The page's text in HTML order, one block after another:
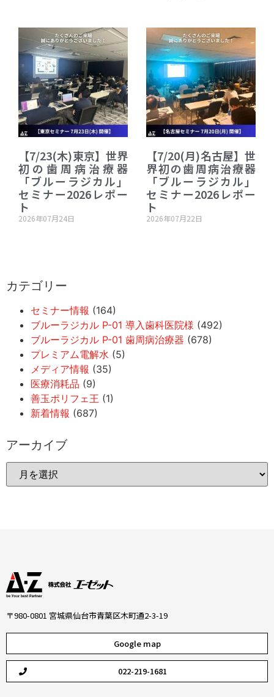
【7/23(木)東京】世界
初の歯周病治療器
「ブルーラジカル」
セミナー2026レポー
ト
2026年07月24日
【7/20(月)名古屋】世
界初の歯周病治療器
「ブルーラジカル」
セミナー2026レポー
ト
2026年07月22日
カテゴリー
セミナー情報 (164)
ブルーラジカル P-01 導入歯科医院様 (492)
ブルーラジカル P-01 歯周病治療器 (678)
プレミアム電解水 (5)
メディア情報 (35)
医療消耗品 (9)
善玉ポリフェ王 (1)
新着情報 (687)
アーカイブ
〒980-0801 宮城県仙台市青葉区木町通2-3-19
Google map
022-219-1681